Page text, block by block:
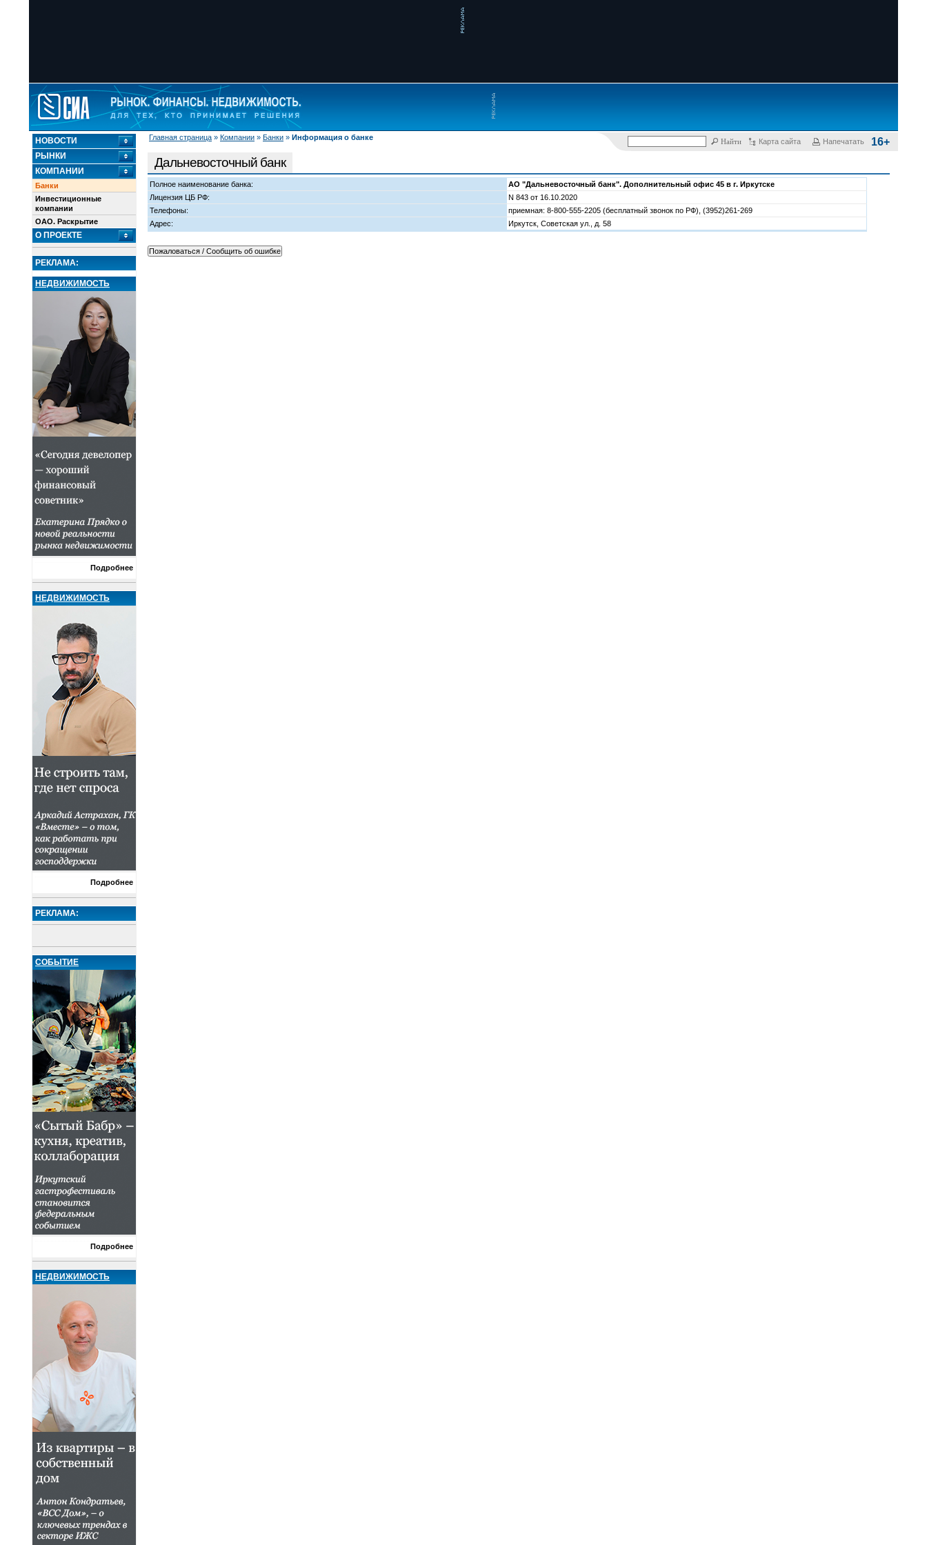
Главная страница » Компании » Банки » Информация о банке
Карта сайта Напечатать 16+
НОВОСТИ
РЫНКИ
КОМПАНИИ
Банки
Инвестиционные
компании
ОАО. Раскрытие
О ПРОЕКТЕ
РЕКЛАМА:
НЕДВИЖИМОСТЬ
Подробнее
НЕДВИЖИМОСТЬ
Подробнее
РЕКЛАМА:
СОБЫТИЕ
Подробнее
НЕДВИЖИМОСТЬ
Дальневосточный банк
Полное наименование банка:
АО "Дальневосточный банк". Дополнительный офис 45 в г. Иркутске
Лицензия ЦБ РФ:
N 843 от 16.10.2020
Телефоны:
приемная: 8-800-555-2205 (бесплатный звонок по РФ), (3952)261-269
Адрес:
Иркутск, Советская ул., д. 58